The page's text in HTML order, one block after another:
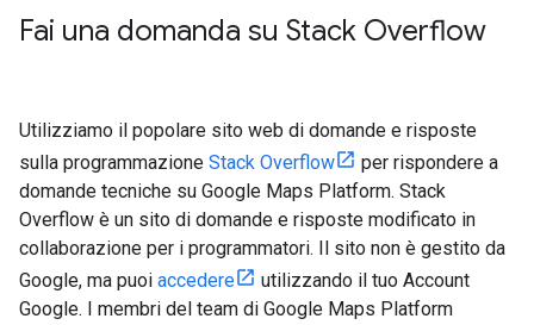
Fai una domanda su Stack Overflow
Utilizziamo il popolare sito web di domande e risposte
sulla programmazione Stack Overflow
per rispondere a
domande tecniche su Google Maps Platform. Stack
Overflow è un sito di domande e risposte modificato in
collaborazione per i programmatori. Il sito non è gestito da
Google, ma puoi accedere
utilizzando il tuo Account
Google. I membri del team di Google Maps Platform